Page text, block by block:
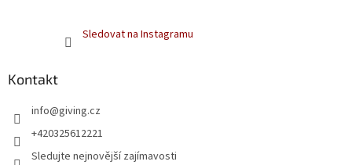
Sledovat na Instagramu
Kontakt
info@giving.cz
+420325612221
Sledujte nejnovější zajímavosti